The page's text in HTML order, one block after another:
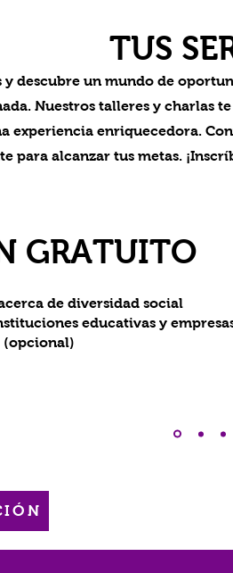
TUS
y descubre un mundo de
Nuestros talleres y charlas
experiencia enriquecedora.
para alcanzar tus metas.
GRATUITO
de diversidad social
educativas y
(opcional)